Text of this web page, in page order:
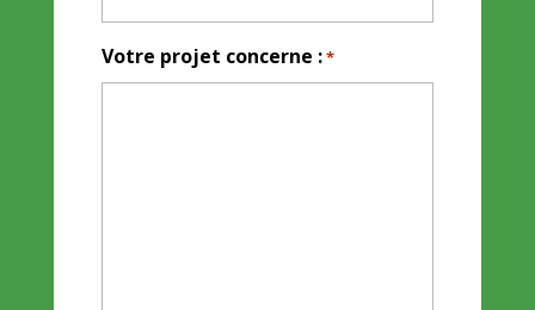
Votre projet concerne :*